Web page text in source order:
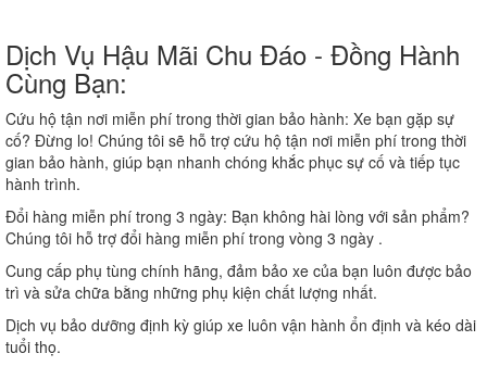
Dịch Vụ Hậu Mãi Chu Đáo - Đồng Hành
Cùng Bạn:
Cứu hộ tận nơi miễn phí trong thời gian bảo hành: Xe bạn gặp sự
cố? Đừng lo! Chúng tôi sẽ hỗ trợ cứu hộ tận nơi miễn phí trong thời
gian bảo hành, giúp bạn nhanh chóng khắc phục sự cố và tiếp tục
hành trình.
Đổi hàng miễn phí trong 3 ngày: Bạn không hài lòng với sản phẩm?
Chúng tôi hỗ trợ đổi hàng miễn phí trong vòng 3 ngày .
Cung cấp phụ tùng chính hãng, đảm bảo xe của bạn luôn được bảo
trì và sửa chữa bằng những phụ kiện chất lượng nhất.
Dịch vụ bảo dưỡng định kỳ giúp xe luôn vận hành ổn định và kéo dài
tuổi thọ.